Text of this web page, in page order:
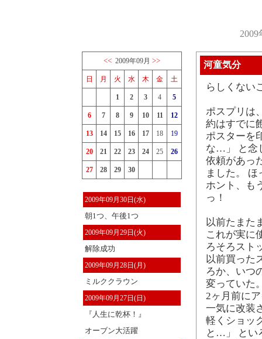
<< 2009年09月 >>
日 月 火 水 木 金 土
1 2 3 4 5
6 7 8 9 10 11 12
13 14 15 16 17 18 19
20 21 22 23 24 25 26
27 28 29 30
2009年09月30日(水)
朝1つ、午後1つ
2009年09月29日(火)
解除成功
2009年09月28日(月)
ミルククラウン
2009年09月27日(日)
『人生に乾杯！』
オーブン大活躍
河童気分
らしくない
ポスプリは
約はすでに
ポスターを
な…」 と念
依頼があっ
ました。 ほ
ホント、も
っ！
以前たまた
これが実に
ろそろスト
以前買った
ろか、いつ
変っていた
2ヶ月前に
一気に改装
軽くショッ
と…」 とい